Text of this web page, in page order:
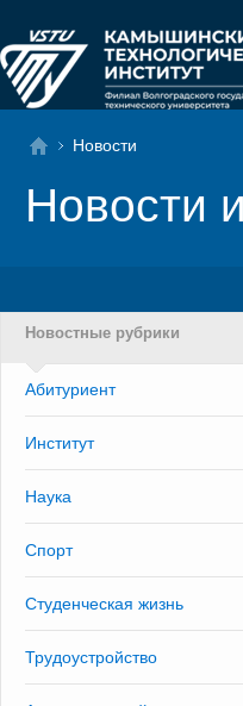
Новости
Новости
Новостные рубрики
Абитуриент
Институт
Наука
Спорт
Студенческая жизнь
Трудоустройство